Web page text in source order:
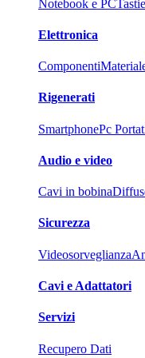
Notebook e PC
Elettronica
Componenti
Rigenerati
SmartphonePc
Audio e video
Cavi in bobina
Sicurezza
Videosorveglianza
Cavi e Adattatori
Servizi
Recupero Dati